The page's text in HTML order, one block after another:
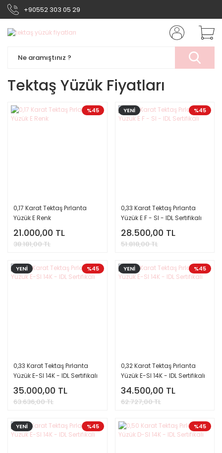
+90552 303 05 29
Tektaş Yüzük Fiyatları
%45
0,17 Karat Tektaş Pırlanta
Yüzük E Renk
21.000,00 TL
38.181,00 TL
%45
YENİ
0,33 Karat Tektaş Pırlanta
Yüzük E F - SI - IDL Sertifikalı
28.500,00 TL
51.818,00 TL
%45
YENİ
0,33 Karat Tektaş Pırlanta
Yüzük E-SI 14K - IDL Sertifikalı
35.000,00 TL
63.636,00 TL
%45
YENİ
0,32 Karat Tektaş Pırlanta
Yüzük E-SI 14K - IDL Sertifikalı
34.500,00 TL
62.727,00 TL
%45
YENİ %45